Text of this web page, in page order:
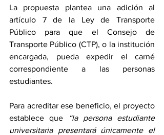
La propuesta plantea una adición al
artículo 7 de la Ley de Transporte
Público para que el Consejo de
Transporte Público (CTP), o la institución
encargada, pueda expedir el carné
correspondiente a las personas
estudiantes.
Para acreditar ese beneficio, el proyecto
establece que
“la persona estudiante
universitaria presentará únicamente el